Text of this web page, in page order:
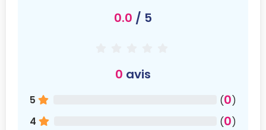
0.0 / 5
0 avis
5 (0)
4
(0)